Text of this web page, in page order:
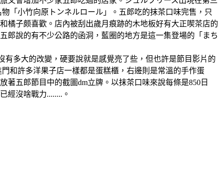
「小竹向原トンネルロール」。五郎吃的抹茶口味完售，只
橘子颇喜歡。店內被刮出歲月痕跡的木地板好有大正喫茶店的
郎說的有不少公路的函洞，藍圈的地方是這一集登場的「まち
有多大的改變，硬要說就是感覺亮了些，但也許是節目影片的
和許多洋果子店一樣都是蛋糕櫃，右邊則是常溫的手作蛋
五郎節目中的截圖dm立牌。以抹茶口味來說每條是850日
經沒啥戰力........。